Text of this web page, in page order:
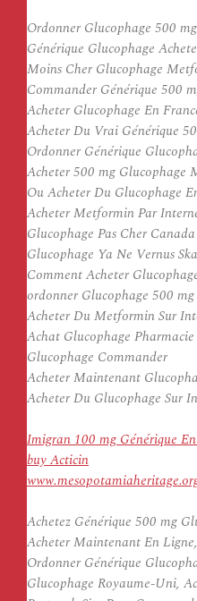
Ordonner Glucophage 500
Générique Glucophage
Moins Cher Glucophage
Commander Générique 500
Acheter Glucophage En
Acheter Du Vrai Générique
Ordonner Générique
Acheter 500 mg Glucophage
Ou Acheter Du Glucophage
Acheter Metformin Par
Glucophage Pas Cher Canada
Glucophage Ya Ne Vernus
Comment Acheter
ordonner Glucophage 500
Acheter Du Metformin Sur
Achat Glucophage
Glucophage Commander
Acheter Maintenant
Acheter Du Glucophage Sur
Imigran 100 mg Générique
buy Acticin
Achetez Générique 500 mg
Acheter Maintenant En
Ordonner Générique
Glucophage Royaume-Uni,